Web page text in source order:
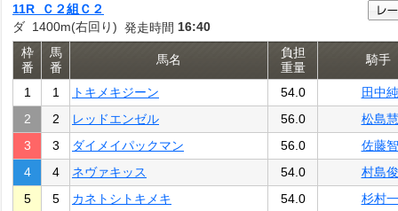
11R Ｃ２組Ｃ２
ダ 1400m(右回り) 発走時間 16:40
枠
番
馬
番
馬名
負担
重量
騎手
1 1 トキメキジーン 54.0
田中純
2
2 レッドエンゼル 56.0
松島慧
3
3 ダイメイパックマン 56.0
佐藤智
4
4 ネヴァキッス 54.0
村島俊
5
5 カネトシトキメキ 54.0
杉村一